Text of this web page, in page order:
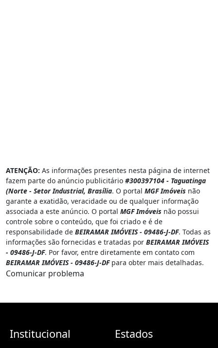
ATENÇÃO: As informações presentes nesta página de internet
fazem parte do anúncio publicitário #300397104 - Taguatinga
(Norte - Setor Industrial, Brasília. O portal MGF Imóveis não
garante a exatidão, veracidade ou de qualquer informação
associada a este anúncio. O portal MGF Imóveis não possui
controle sobre o conteúdo, que foi criado e é de
responsabilidade de BEIRAMAR IMÓVEIS - 09486-J-DF. Todas as
informações são fornecidas e tratadas por BEIRAMAR IMÓVEIS
- 09486-J-DF. Por favor, entre diretamente em contato com
BEIRAMAR IMÓVEIS - 09486-J-DFpara obter mais detalhadas.
Comunicar problema
Institucional Estados